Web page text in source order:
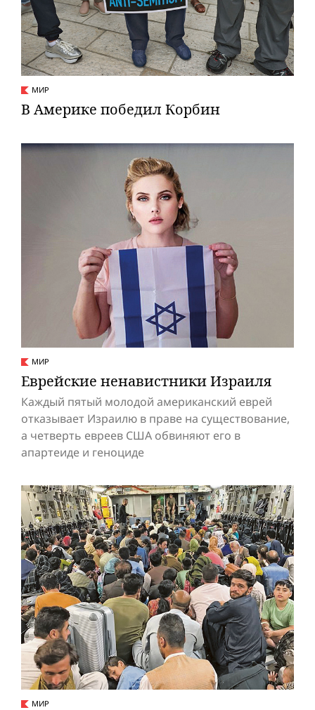
МИР
В Америке победил Корбин
МИР
Еврейские ненавистники Израиля
Каждый пятый молодой американский еврей
отказывает Израилю в праве на существование,
а четверть евреев США обвиняют его в
апартеиде и геноциде
МИР